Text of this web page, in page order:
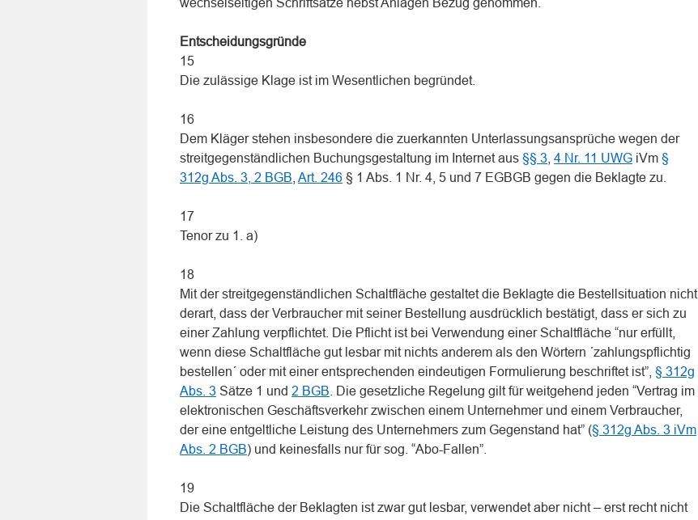
wechselseitigen Schriftsätze nebst Anlagen Bezug genommen.
Entscheidungsgründe
15
Die zulässige Klage ist im Wesentlichen begründet.
16
Dem Kläger stehen insbesondere die zuerkannten Unterlassungsansprüche wegen der
streitgegenständlichen Buchungsgestaltung im Internet aus §§ 3 4 Nr. 11 UWG iVm §
312g Abs. 3, 2 BGB Art. 246 § 1 Abs. 1 Nr. 4, 5 und 7 EGBGB gegen die Beklagte zu.
17
Tenor zu 1. a)
18
Mit der streitgegenständlichen Schaltfläche gestaltet die Beklagte die Bestellsituation nicht
derart, dass der Verbraucher mit seiner Bestellung ausdrücklich bestätigt, dass er sich zu
einer Zahlung verpflichtet. Die Pflicht ist bei Verwendung einer Schaltfläche “nur erfüllt,
wenn diese Schaltfläche gut lesbar mit nichts anderem als den Wörtern ´zahlungspflichtig
bestellen´ oder mit einer entsprechenden eindeutigen Formulierung beschriftet ist”, § 312g
Abs. 3 Sätze 1 und 2 BGB . Die gesetzliche Regelung gilt für weitgehend jeden “Vertrag im
elektronischen Geschäftsverkehr zwischen einem Unternehmer und einem Verbraucher,
der eine entgeltliche Leistung des Unternehmers zum Gegenstand hat” (§ 312g Abs. 3 iVm
Abs. 2 BGB) und keinesfalls nur für sog. “Abo-Fallen”.
19
Die Schaltfläche der Beklagten ist zwar gut lesbar, verwendet aber nicht – erst recht nicht